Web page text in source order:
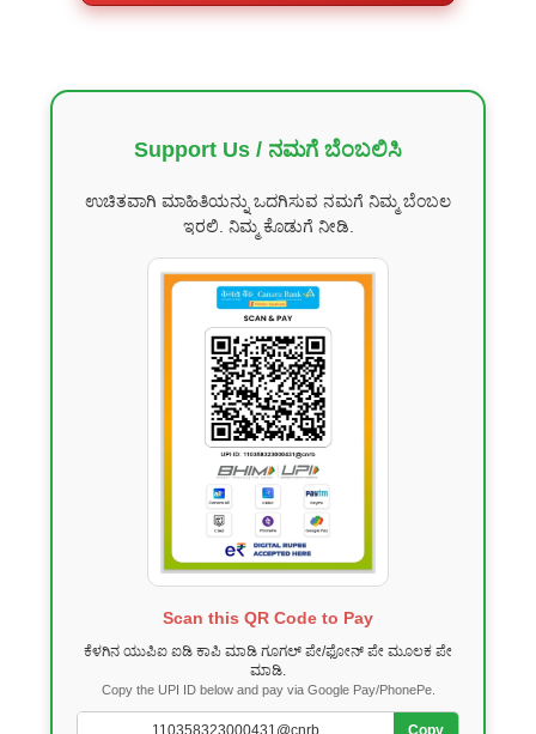
Support Us / ನಮಗೆ ಬೆಂಬಲಿಸಿ
ಉಚಿತವಾಗಿ ಮಾಹಿತಿಯನ್ನು ಒದಗಿಸುವ ನಮಗೆ ನಿಮ್ಮ ಬೆಂಬಲ
ಇರಲಿ. ನಿಮ್ಮ ಕೊಡುಗೆ ನೀಡಿ.
Scan this QR Code to Pay
ಕೆಳಗಿನ ಯುಪಿಐ ಐಡಿ ಕಾಪಿ ಮಾಡಿ ಗೂಗಲ್ ಪೇ/ಫೋನ್ ಪೇ ಮೂಲಕ ಪೇ
ಮಾಡಿ.
Copy the UPI ID below and pay via Google Pay/PhonePe.
Copy